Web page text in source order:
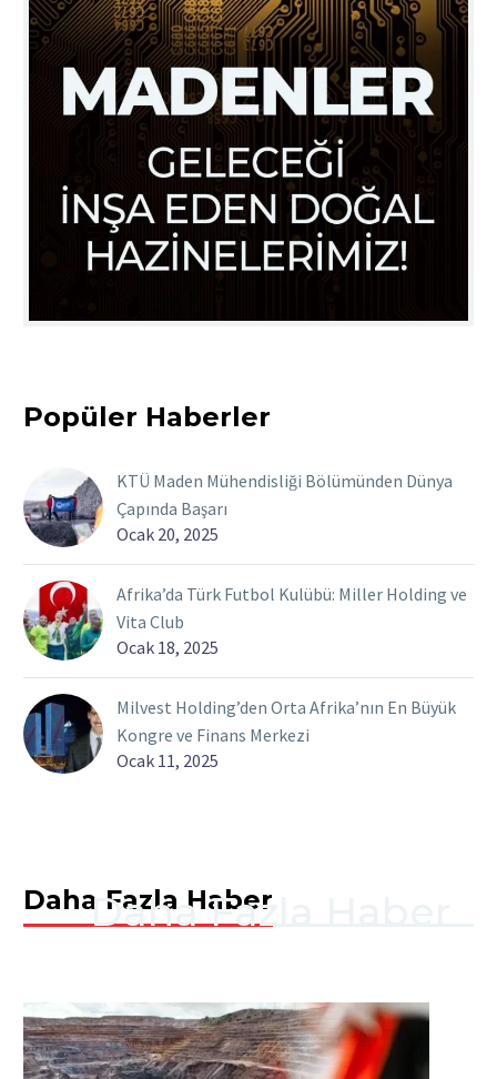
Popüler Haberler
KTÜ Maden Mühendisliği Bölümünden Dünya
Çapında Başarı
Ocak 20, 2025
Afrika’da Türk Futbol Kulübü: Miller Holding ve
Vita Club
Ocak 18, 2025
Milvest Holding’den Orta Afrika’nın En Büyük
Kongre ve Finans Merkezi
Ocak 11, 2025
Daha Fazla Haber
Daha Fazla Haber